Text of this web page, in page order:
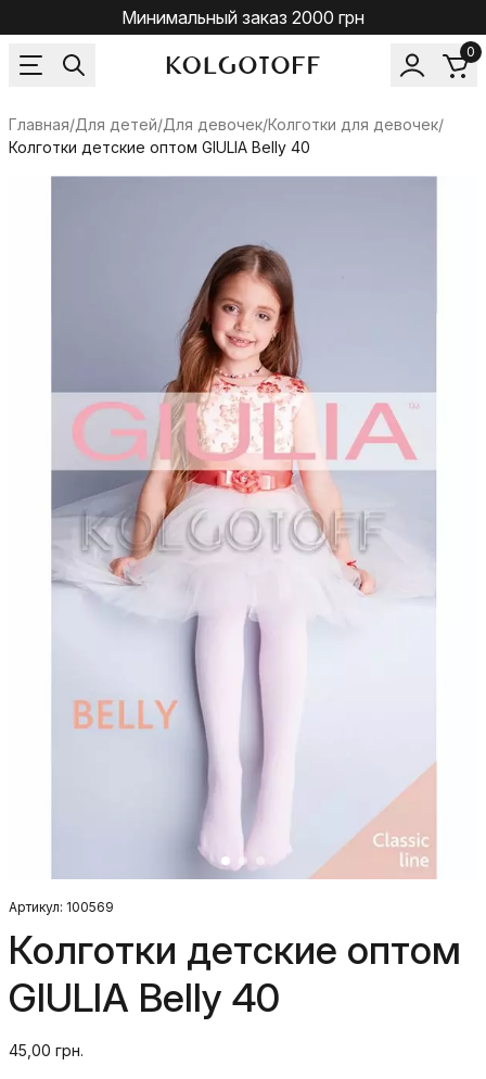
Минимальный заказ 2000 грн
0
Главная/Для детей/Для девочек/Колготки для девочек/
Колготки детские оптом GIULIA Belly 40
Артикул: 100569
Колготки детские оптом
GIULIA Belly 40
45,00 грн.